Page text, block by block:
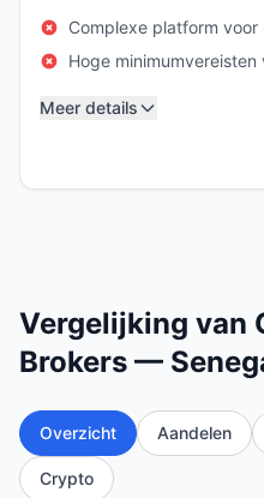
Complexe platform voor
Hoge
Meer details
Vergelijking van
Brokers —
Overzicht Aandelen
Crypto